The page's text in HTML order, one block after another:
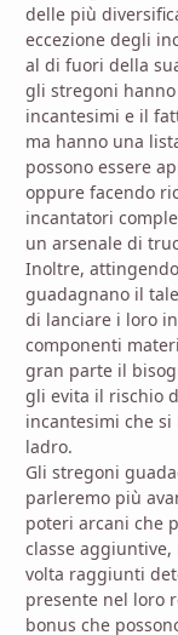
delle più
eccezione degli
al di fuori della
gli stregoni
incantesimi e il
ma hanno una
possono essere
oppure facendo
incantatori
un arsenale di
Inoltre,
guadagnano il
di lanciare i loro
componenti
gran parte il
gli evita il rischio
incantesimi che
ladro.
Gli stregoni
parleremo più
poteri arcani che
classe
volta raggiunti
presente nel loro
bonus che